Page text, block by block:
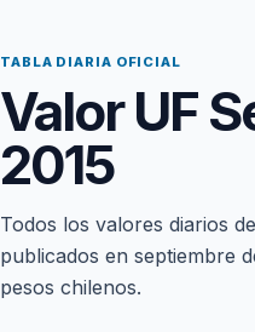
TABLA DIARIA OFICIAL
Valor UF
2015
Todos los valores diarios
publicados en septiembre
pesos chilenos.